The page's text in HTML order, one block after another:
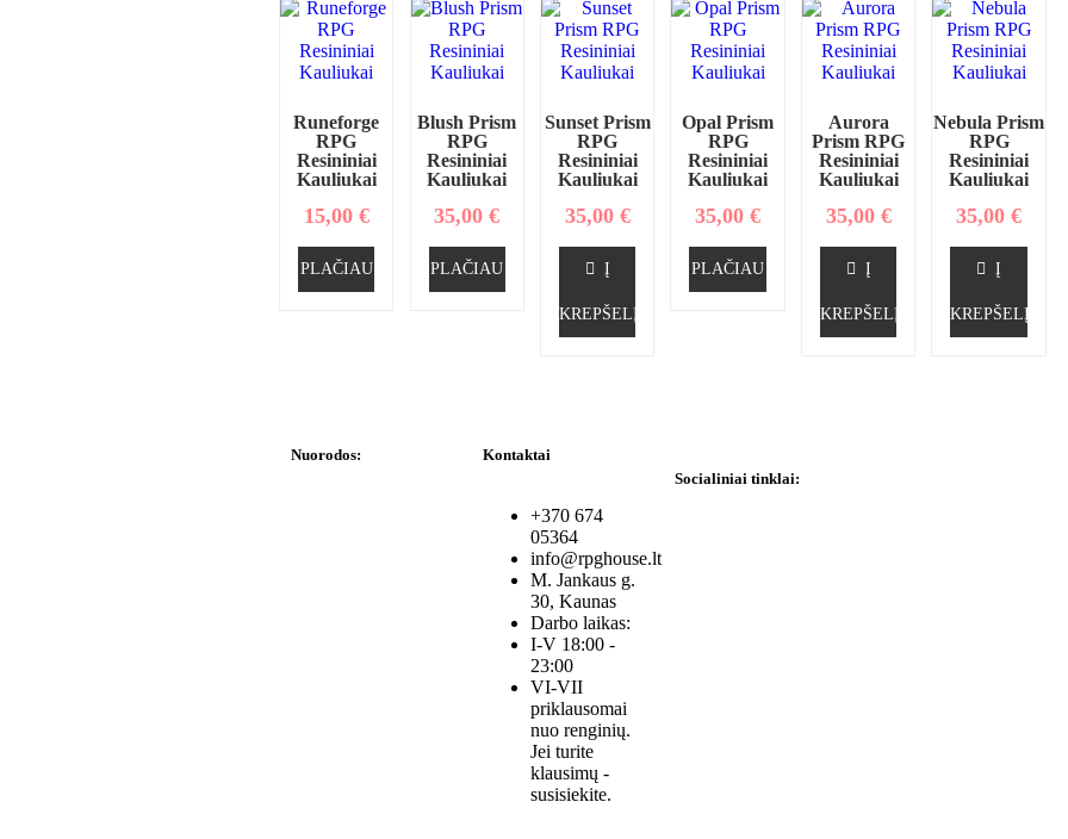
Runeforge
RPG
Resininiai
Kauliukai
15,00 €
PLAČIAU
Blush Prism
RPG
Resininiai
Kauliukai
35,00€
PLAČIAU
Sunset Prism
RPG
Resininiai
Kauliukai
35,00 €
Į
KREPŠELĮ
Opal Prism
RPG
Resininiai
Kauliukai
35,00€
PLAČIAU
Aurora
Prism RPG
Resininiai
Kauliukai
35,00 €
Į
KREPŠELĮ
Nebula Prism
RPG
Resininiai
Kauliukai
35,00€
Į
KREPŠELĮ
Nuorodos: Kontaktai
+370 674
05364
info@rpghouse.lt
M. Jankaus g.
30, Kaunas
Darbo laikas:
I-V 18:00 -
23:00
VI-VII
priklausomai
nuo renginių.
Jei turite
klausimų -
susisiekite.
Socialiniai tinklai: